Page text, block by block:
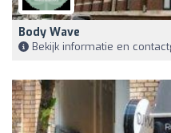
Body Wave
Bekijk informatie en